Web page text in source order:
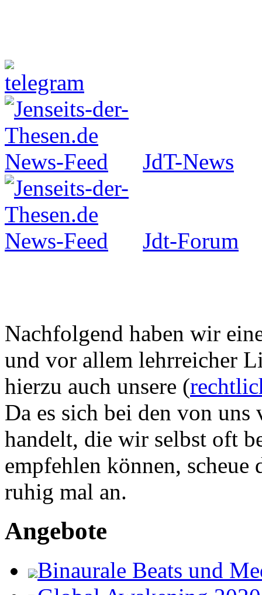
JdT-News
Jdt-Forum
Nachfolgend haben wir
und vor allem lehrreicher
hierzu auch unsere (
Da es sich bei den von
handelt, die wir selbst oft
empfehlen können,
ruhig mal an.
Angebote
Binaurale Beats und